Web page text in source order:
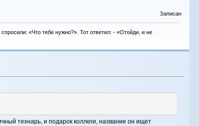
Записан
«Что тебе нужно?». Тот ответил: - «Отойди, и не
технарь, и подарок коллеги, название он ищет